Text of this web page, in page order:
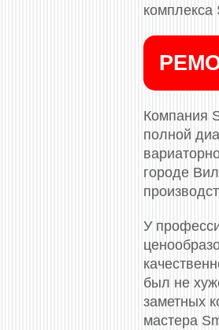
комплекса
Компания
полной
городе
У
был не
заметных
мастера